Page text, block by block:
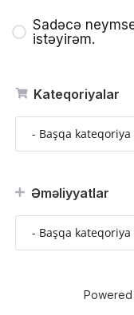
Kateqoriyalar
Əməliyyatlar
Sadəcə
istəyirəm.